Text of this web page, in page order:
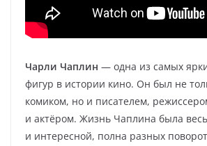
Чарли Чаплин — одна из самых
фигур в истории кино. Он был не
комиком, но и писателем,
и актёром. Жизнь Чаплина была
и интересной, полна разных